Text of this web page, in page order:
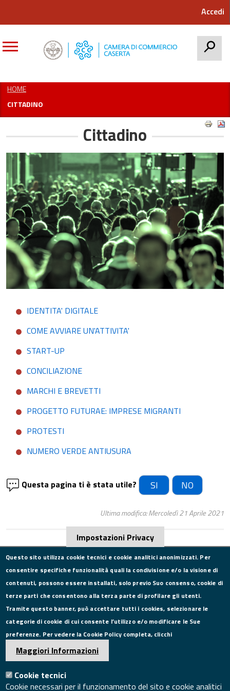
Accedi
HOME
CITTADINO
Cittadino
IDENTITA' DIGITALE
COME AVVIARE UN'ATTIVITA'
START-UP
CONCILIAZIONE
MARCHI E BREVETTI
PROGETTO FUTURAE: IMPRESE MIGRANTI
PROTESTI
NUMERO VERDE ANTIUSURA
Questa pagina ti è stata utile? SI NO
Ultima modifica: Mercoledì 21 Aprile 2021
CONTATTI
Via Roma, 75, 81100 Caserta
Tel. 0823249111
Pec:camera.commercio.caserta@ce.legalmail.camcom.it
Email:info@ce.camcom.it
DATI PER LA FATTURAZIONE
P.I. 00908580616
Impostazioni Privacy
Questo sito utilizza cookie tecnici e cookie analitici anonimizzati. Per
consentire specifiche funzionalità quali la condivisione e/o la visione di
contenuti, possono essere installati, solo previo Suo consenso, cookie di
terze parti che consentono alla terza parte di profilare gli utenti.
Tramite questo banner, può accettare tutti i cookies, selezionare le
categorie di cookie di cui consente l’utilizzo e/o modificare le Sue
preferenze. Per vedere la Cookie Policy completa, clicchi
Maggiori Informazioni
Cookie tecnici
Cookie necessari per il funzionamento del sito e cookie analitici